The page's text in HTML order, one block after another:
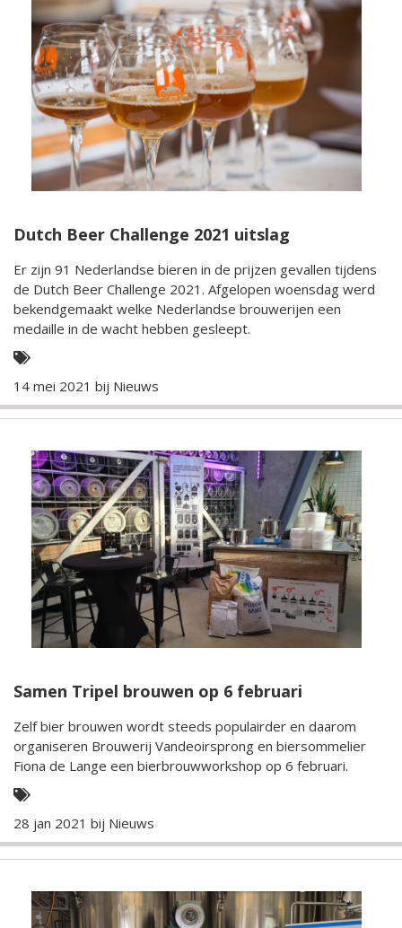
Dutch Beer Challenge 2021 uitslag
Er zijn 91 Nederlandse bieren in de prijzen gevallen tijdens
de Dutch Beer Challenge 2021. Afgelopen woensdag werd
bekendgemaakt welke Nederlandse brouwerijen een
medaille in de wacht hebben gesleept.
14 mei 2021 bij Nieuws
Samen Tripel brouwen op 6 februari
Zelf bier brouwen wordt steeds populairder en daarom
organiseren Brouwerij Vandeoirsprong en biersommelier
Fiona de Lange een bierbrouwworkshop op 6 februari.
28 jan 2021 bij Nieuws